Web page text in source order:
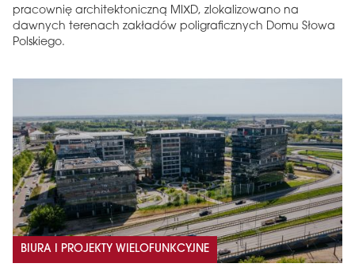
pracownię architektoniczną MIXD, zlokalizowano na
dawnych terenach zakładów poligraficznych Domu Słowa
Polskiego.
BIURA I PROJEKTY WIELOFUNKCYJNE